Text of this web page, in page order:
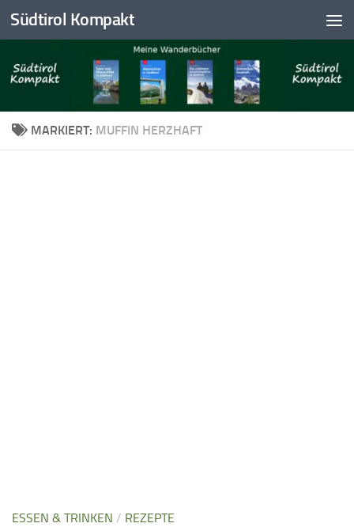
Skip to content
Südtirol Kompakt
MARKIERT: MUFFIN HERZHAFT
ESSEN & TRINKEN / REZEPTE